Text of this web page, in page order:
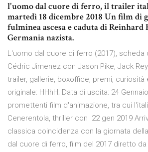
l'uomo dal cuore di ferro, il trailer
martedì 18 dicembre 2018 Un film di
fulminea ascesa e caduta di
Germania nazista.
L'uomo dal cuore di ferro (2017),
Cédric Jimenez con Jason Pike, Jack
trailer, gallerie, boxoffice, premi, curiosità
originale: HHhH; Data di uscita: 24
promettenti film d'animazione, tra cui
Cenerentola, thriller con 22 gen 2019
classica coincidenza con la giornata
dal cuore di ferro, film del 2017 diretto